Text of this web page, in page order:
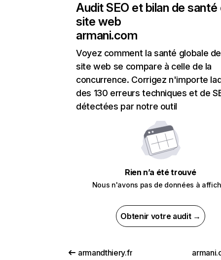
Audit SEO et bilan de santé
site web
armani.com
Voyez comment la santé globale
site web se compare à celle de la
concurrence. Corrigez n'importe
des 130 erreurs techniques et de
détectées par notre outil
Rien n’a été trouvé
Nous n'avons pas de données à
Obtenir votre audit →
armandthiery.fr